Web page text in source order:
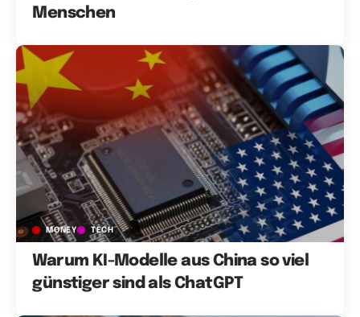
Menschen
MONEY TECH
Warum KI-Modelle aus China so viel
günstiger sind als ChatGPT